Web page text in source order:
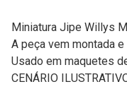
Miniatura Jipe Willys
A peça vem montada
Usado em maquetes
CENÁRIO